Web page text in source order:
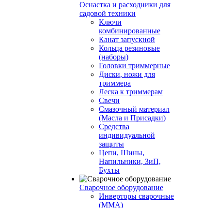
Оснастка и расходники для
садовой техники
Ключи
комбинированные
Канат запускной
Кольца резиновые
(наборы)
Головки триммерные
Диски, ножи для
триммера
Леска к триммерам
Свечи
Смазочный материал
(Масла и Присадки)
Средства
индивидуальной
защиты
Цепи, Шины,
Напильники, ЗиП,
Бухты
Сварочное оборудование
Инверторы сварочные
(ММА)